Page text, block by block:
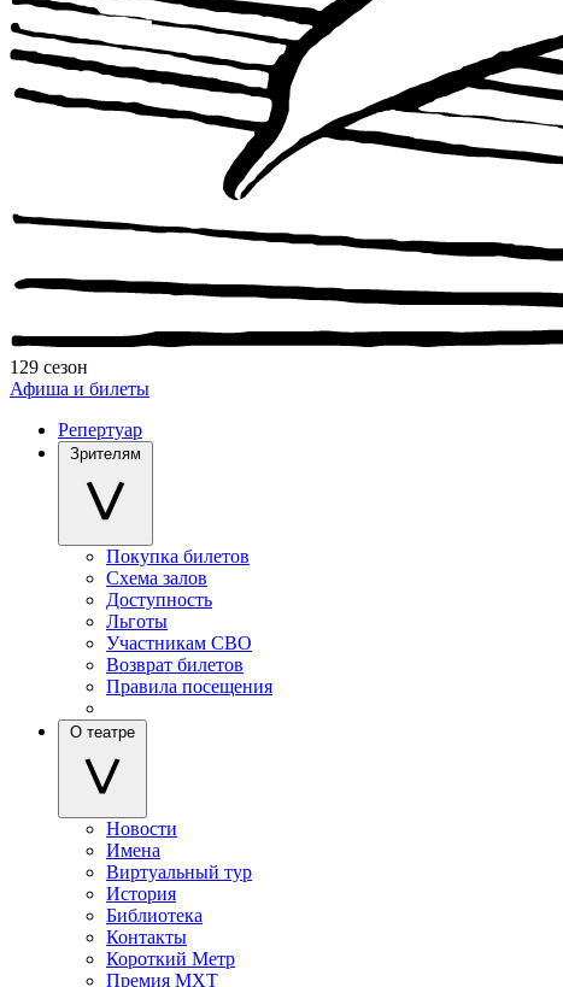
129 сезон
Афиша и билеты
Репертуар
Зрителям
Покупка билетов
Схема залов
Доступность
Льготы
Участникам СВО
Возврат билетов
Правила посещения
О театре
Новости
Имена
Виртуальный тур
История
Библиотека
Контакты
Короткий Метр
Премия МХТ